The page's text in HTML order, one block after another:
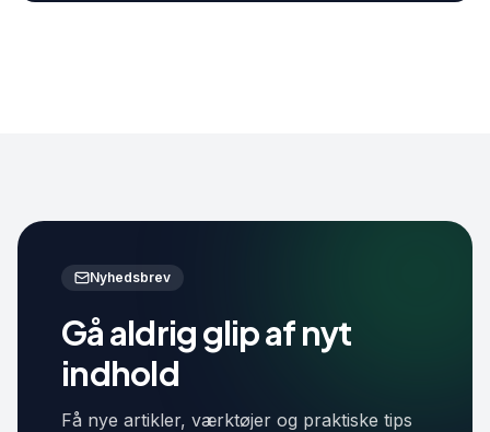
Nyhedsbrev
Gå aldrig glip af nyt
indhold
Få nye artikler, værktøjer og praktiske tips